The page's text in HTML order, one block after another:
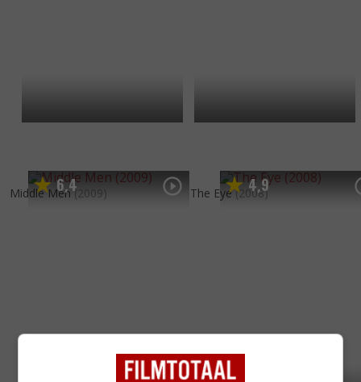
6,4
Middle Men (2009) 4,9
The Eye (2008)